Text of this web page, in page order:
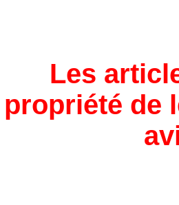
Les
propriété de